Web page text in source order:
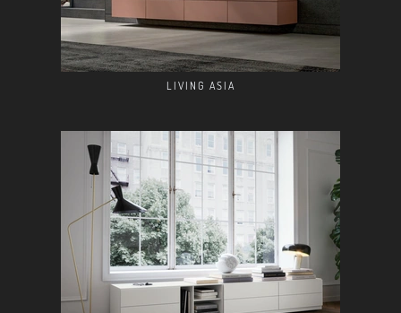
LIVING ASIA